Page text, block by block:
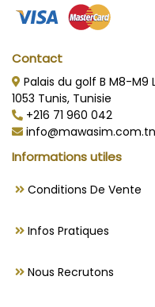
Contact
Palais du golf B M8-M9
1053 Tunis, Tunisie
+216 71 960 042
info@mawasim.com.tn
Informations utiles
Conditions De Vente
Infos Pratiques
Nous Recrutons